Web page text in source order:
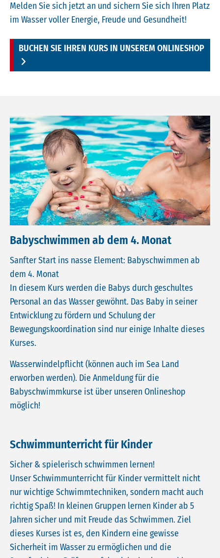
Melden Sie sich jetzt an und sichern Sie sich Ihren Platz
im Wasser voller Energie, Freude und Gesundheit!
BUCHEN SIE IHREN KURS IN UNSEREM ONLINESHOP
Babyschwimmen ab dem 4. Monat
Sanfter Start ins nasse Element: Babyschwimmen ab
dem 4. Monat
In diesem Kurs werden die Babys durch geschultes
Personal an das Wasser gewöhnt. Das Baby in seiner
Entwicklung zu fördern und Schulung der
Bewegungskoordination sind nur einige Inhalte dieses
Kurses.
Wasserwindelpflicht (können auch im Sea Land
erworben werden). Die Anmeldung für die
Babyschwimmkurse ist über unseren Onlineshop
möglich!
Schwimmunterricht für Kinder
Sicher & spielerisch schwimmen lernen!
Unser Schwimmunterricht für Kinder vermittelt nicht
nur wichtige Schwimmtechniken, sondern macht auch
richtig Spaß! In kleinen Gruppen lernen Kinder ab 5
Jahren sicher und mit Freude das Schwimmen. Ziel
dieses Kurses ist es, den Kindern eine gewisse
Sicherheit im Wasser zu ermöglichen und die